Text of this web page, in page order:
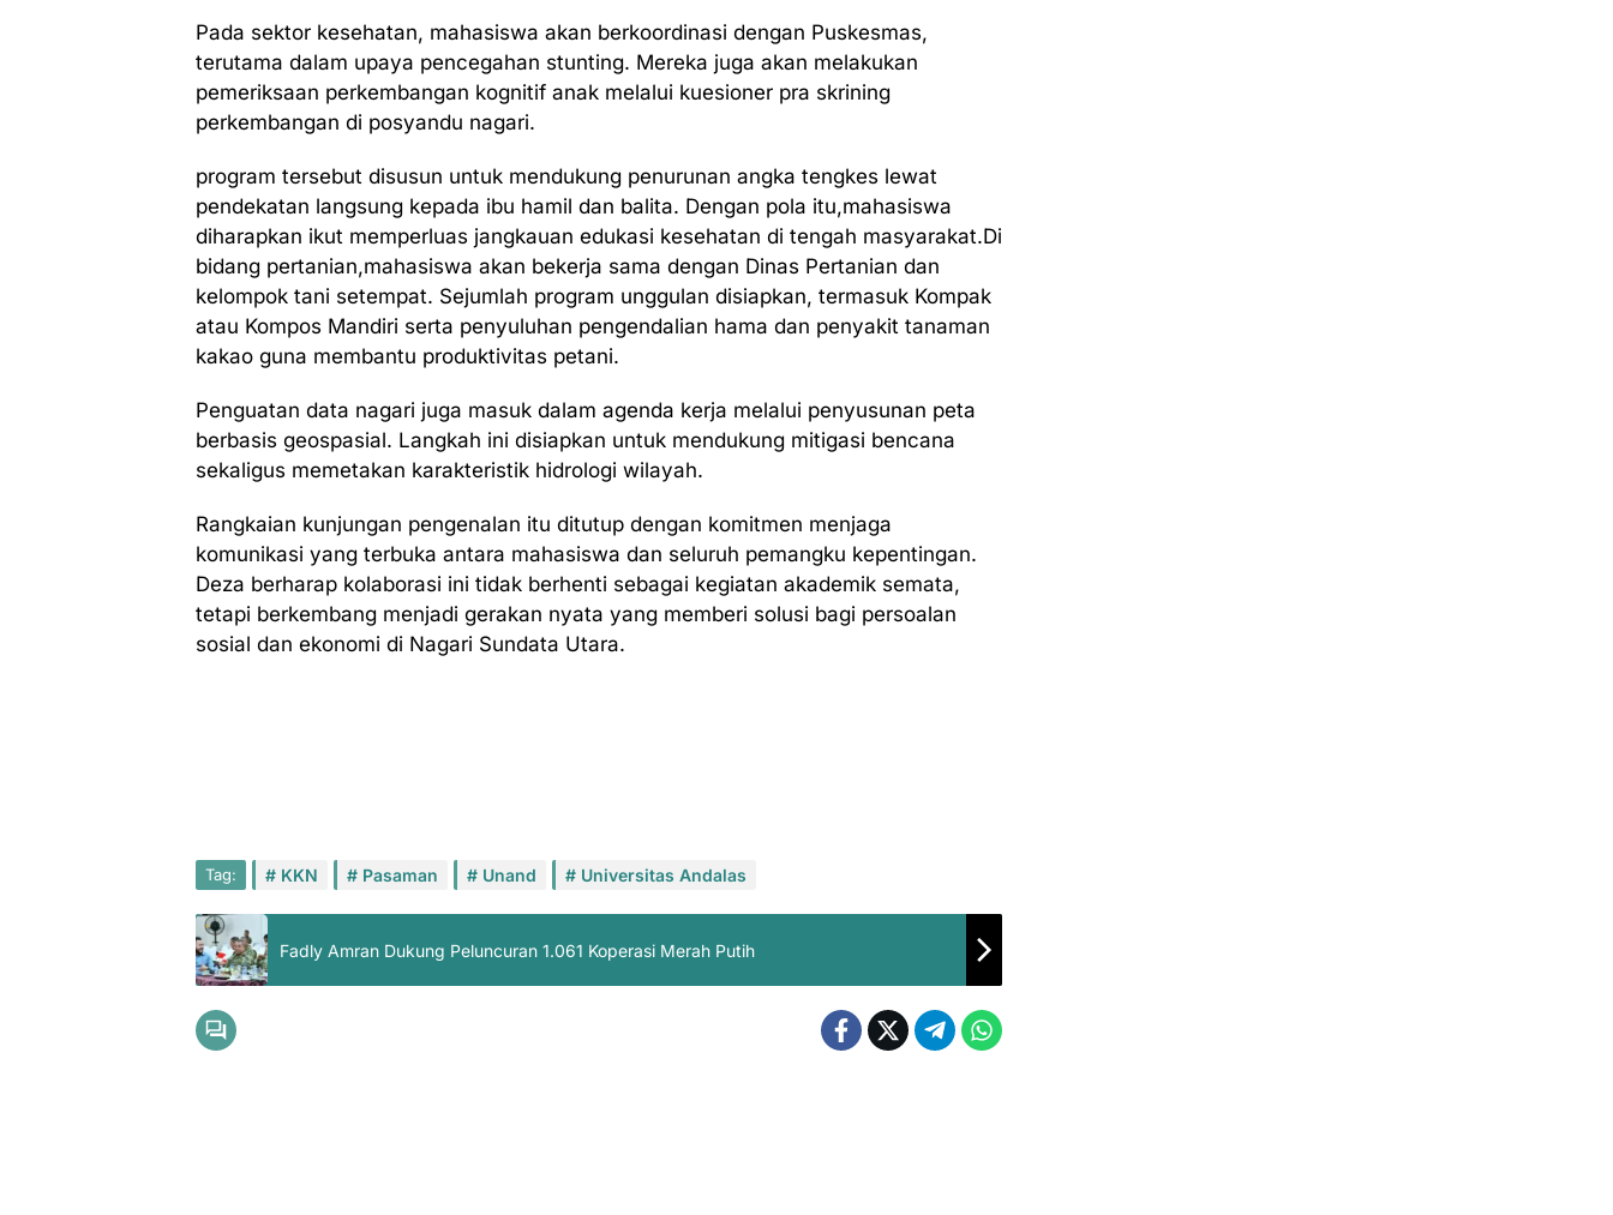
Pada sektor kesehatan, mahasiswa akan berkoordinasi dengan Puskesmas,
terutama dalam upaya pencegahan stunting. Mereka juga akan melakukan
pemeriksaan perkembangan kognitif anak melalui kuesioner pra skrining
perkembangan di posyandu nagari.
program tersebut disusun untuk mendukung penurunan angka tengkes lewat
pendekatan langsung kepada ibu hamil dan balita. Dengan pola itu,mahasiswa
diharapkan ikut memperluas jangkauan edukasi kesehatan di tengah masyarakat.Di
bidang pertanian,mahasiswa akan bekerja sama dengan Dinas Pertanian dan
kelompok tani setempat. Sejumlah program unggulan disiapkan, termasuk Kompak
atau Kompos Mandiri serta penyuluhan pengendalian hama dan penyakit tanaman
kakao guna membantu produktivitas petani.
Penguatan data nagari juga masuk dalam agenda kerja melalui penyusunan peta
berbasis geospasial. Langkah ini disiapkan untuk mendukung mitigasi bencana
sekaligus memetakan karakteristik hidrologi wilayah.
Rangkaian kunjungan pengenalan itu ditutup dengan komitmen menjaga
komunikasi yang terbuka antara mahasiswa dan seluruh pemangku kepentingan.
Deza berharap kolaborasi ini tidak berhenti sebagai kegiatan akademik semata,
tetapi berkembang menjadi gerakan nyata yang memberi solusi bagi persoalan
sosial dan ekonomi di Nagari Sundata Utara.
Tag: KKN Pasaman Unand Universitas Andalas
Fadly Amran Dukung Peluncuran 1.061 Koperasi Merah Putih